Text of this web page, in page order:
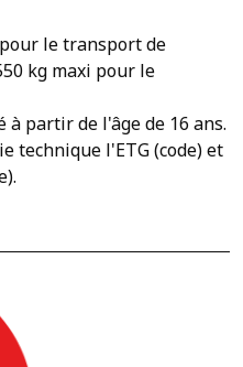
le transport de
kg maxi pour le
partir de l'âge de 16 ans.
technique l'ETG (code) et